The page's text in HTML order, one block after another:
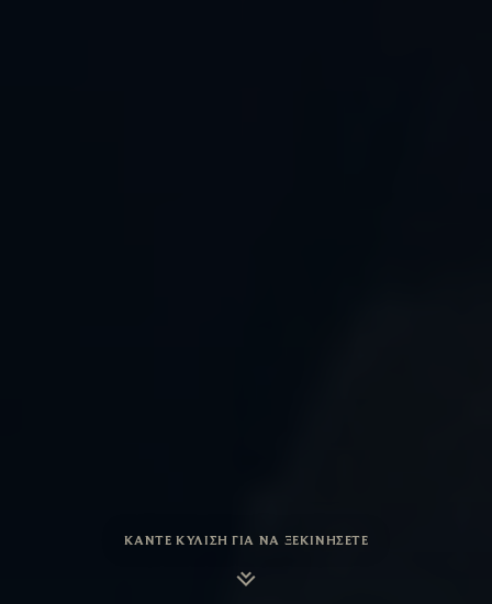
ΚΆΝΤΕ ΚΎΛΙΣΗ ΓΙΑ ΝΑ ΞΕΚΙΝΉΣΕΤΕ